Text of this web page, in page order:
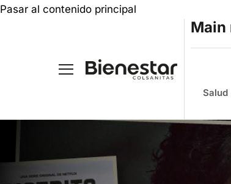
Pasar al contenido principal
Main
Salud